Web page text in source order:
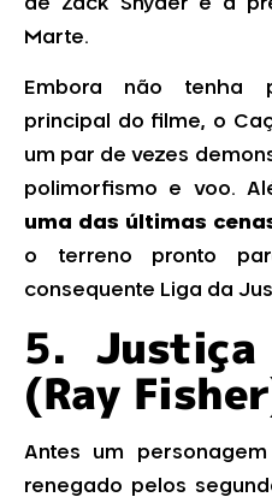
Marte.
Embora não tenha
principal do filme, o
um par de vezes
polimorfismo e voo.
uma das últimas
o terreno pronto
consequente Liga da
5.
(Ray
Antes um
renegado pelos